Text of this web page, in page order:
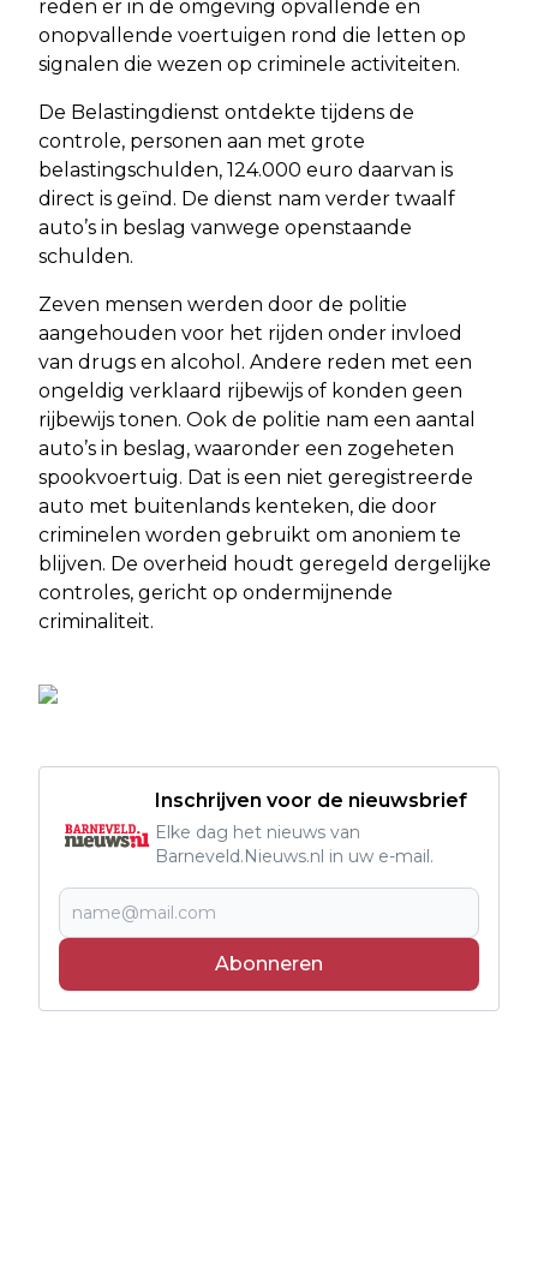
reden er in de omgeving opvallende en
onopvallende voertuigen rond die letten op
signalen die wezen op criminele activiteiten.
De Belastingdienst ontdekte tijdens de
controle, personen aan met grote
belastingschulden, 124.000 euro daarvan is
direct is geïnd. De dienst nam verder twaalf
auto’s in beslag vanwege openstaande
schulden.
Zeven mensen werden door de politie
aangehouden voor het rijden onder invloed
van drugs en alcohol. Andere reden met een
ongeldig verklaard rijbewijs of konden geen
rijbewijs tonen. Ook de politie nam een aantal
auto’s in beslag, waaronder een zogeheten
spookvoertuig. Dat is een niet geregistreerde
auto met buitenlands kenteken, die door
criminelen worden gebruikt om anoniem te
blijven. De overheid houdt geregeld dergelijke
controles, gericht op ondermijnende
criminaliteit.
Inschrijven voor de nieuwsbrief
Elke dag het nieuws van
Barneveld.Nieuws.nl in uw e-mail.
Abonneren